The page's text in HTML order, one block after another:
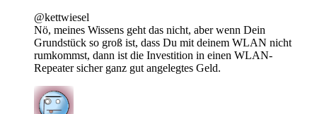
@kettwiesel
Nö, meines Wissens geht das nicht, aber wenn Dein
Grundstück so groß ist, dass Du mit deinem WLAN nicht
rumkommst, dann ist die Investition in einen WLAN-
Repeater sicher ganz gut angelegtes Geld.